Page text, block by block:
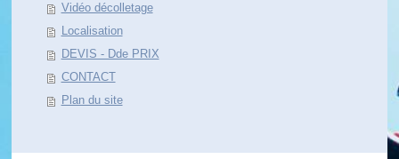
Vidéo décolletage
Localisation
DEVIS - Dde PRIX
CONTACT
Plan du site